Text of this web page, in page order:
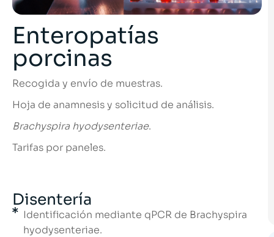
Enteropatías
porcinas
Recogida y envío de muestras.
Hoja de anamnesis y solicitud de análisis.
Brachyspira hyodysenteriae.
Tarifas por paneles.
Disentería
Identificación mediante qPCR de Brachyspira
hyodysenteriae.